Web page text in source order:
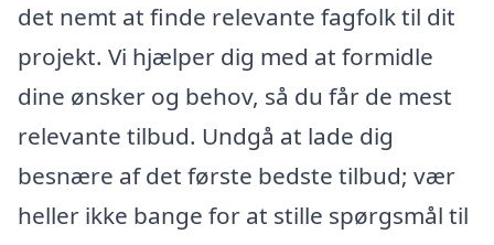
det nemt at finde relevante fagfolk til dit
projekt. Vi hjælper dig med at formidle
dine ønsker og behov, så du får de mest
relevante tilbud. Undgå at lade dig
besnære af det første bedste tilbud; vær
heller ikke bange for at stille spørgsmål til